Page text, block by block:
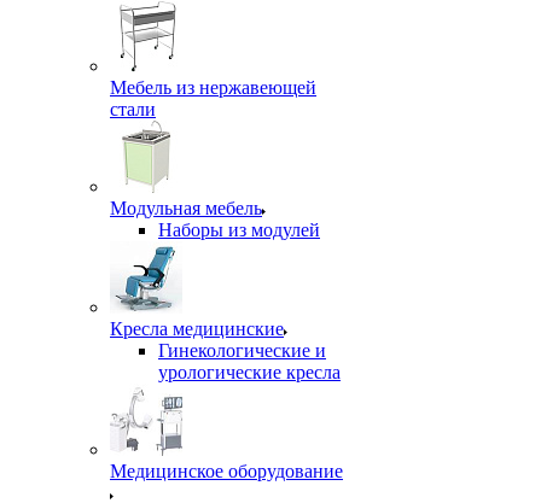
Мебель из нержавеющей
стали
Модульная мебель
Наборы из модулей
Кресла медицинские
Гинекологические и
урологические кресла
Медицинское оборудование